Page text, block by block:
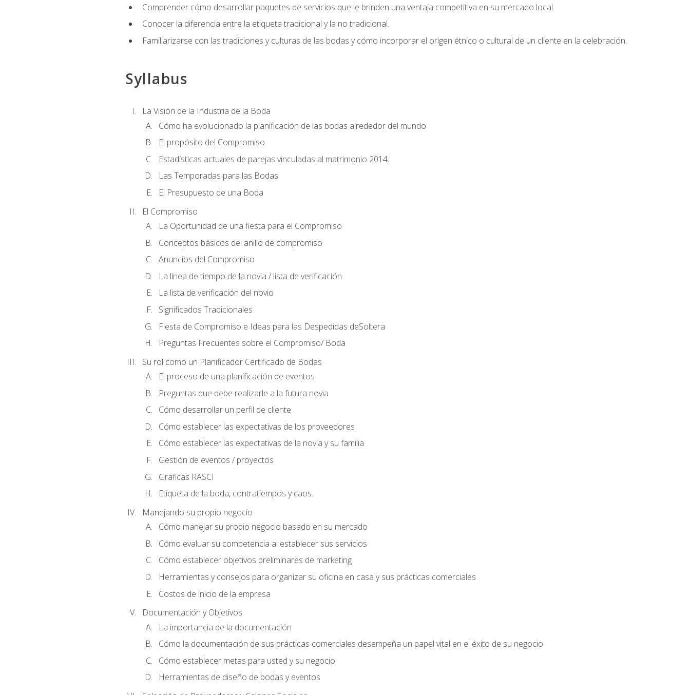
Comprender cómo desarrollar paquetes de servicios que le brinden una ventaja competitiva en su mercado local.
Conocer la diferencia entre la etiqueta tradicional y la no tradicional.
Familiarizarse con las tradiciones y culturas de las bodas y cómo incorporar el origen étnico o cultural de un cliente en la celebración.
Syllabus
La Visión de la Industria de la Boda
Cómo ha evolucionado la planificación de las bodas alrededor del mundo
El propósito del Compromiso
Estadísticas actuales de parejas vinculadas al matrimonio 2014.
Las Temporadas para las Bodas
El Presupuesto de una Boda
El Compromiso
La Oportunidad de una fiesta para el Compromiso
Conceptos básicos del anillo de compromiso
Anuncios del Compromiso
La línea de tiempo de la novia / lista de verificación
La lista de verificación del novio
Significados Tradicionales
Fiesta de Compromiso e Ideas para las Despedidas deSoltera
Preguntas Frecuentes sobre el Compromiso/ Boda
Su rol como un Planificador Certificado de Bodas
El proceso de una planificación de eventos
Preguntas que debe realizarle a la futura novia
Cómo desarrollar un perfil de cliente
Cómo establecer las expectativas de los proveedores
Cómo establecer las expectativas de la novia y su familia
Gestión de eventos / proyectos
Graficas RASCI
Etiqueta de la boda, contratiempos y caos.
Manejando su propio negocio
Cómo manejar su propio negocio basado en su mercado
Cómo evaluar su competencia al establecer sus servicios
Cómo establecer objetivos preliminares de marketing
Herramientas y consejos para organizar su oficina en casa y sus prácticas comerciales
Costos de inicio de la empresa
Documentación y Objetivos
La importancia de la documentación
Cómo la documentación de sus prácticas comerciales desempeña un papel vital en el éxito de su negocio
Cómo establecer metas para usted y su negocio
Herramientas de diseño de bodas y eventos